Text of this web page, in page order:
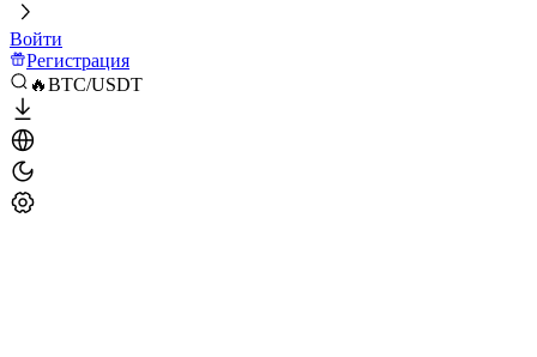
Войти
Регистрация
🔥BTC/USDT